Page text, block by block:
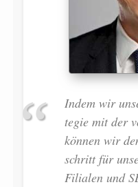
Indem wir
tegie mit der
können wir
schritt für
Fi­lia­len und